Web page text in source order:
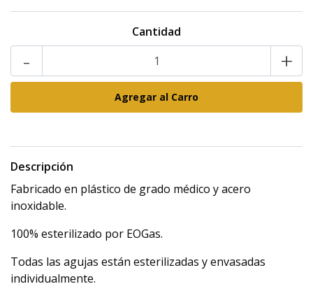
Cantidad
- +
Descripción
Fabricado en plástico de grado médico y acero
inoxidable.
100% esterilizado por EOGas.
Todas las agujas están esterilizadas y envasadas
individualmente.